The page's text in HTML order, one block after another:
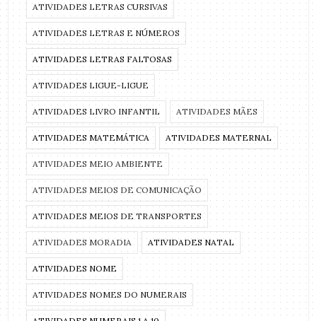
ATIVIDADES LETRAS CURSIVAS
ATIVIDADES LETRAS E NÚMEROS
ATIVIDADES LETRAS FALTOSAS
ATIVIDADES LIGUE-LIGUE
ATIVIDADES LIVRO INFANTIL ATIVIDADES MÃES
ATIVIDADES MATEMÁTICA ATIVIDADES MATERNAL
ATIVIDADES MEIO AMBIENTE
ATIVIDADES MEIOS DE COMUNICAÇÃO
ATIVIDADES MEIOS DE TRANSPORTES
ATIVIDADES MORADIA ATIVIDADES NATAL
ATIVIDADES NOME
ATIVIDADES NOMES DO NUMERAIS